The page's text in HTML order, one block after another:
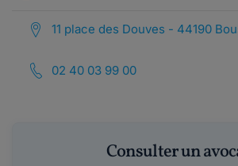
11 place des Douves - 44190
02 40 03 99 00
Consulter un